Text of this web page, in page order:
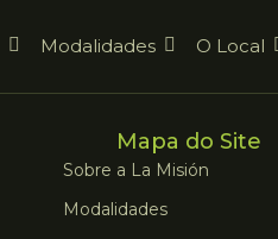
Modalidades O Local
Mapa do Site
Sobre a La Misión
Modalidades